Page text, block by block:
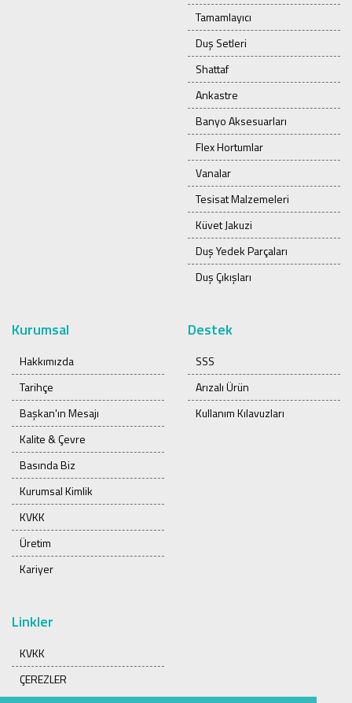
Tamamlayıcı
Duş Setleri
Shattaf
Ankastre
Banyo Aksesuarları
Flex Hortumlar
Vanalar
Tesisat Malzemeleri
Küvet Jakuzi
Duş Yedek Parçaları
Duş Çıkışları
Kurumsal
Hakkımızda
Tarihçe
Başkan'ın Mesajı
Kalite & Çevre
Basında Biz
Kurumsal Kimlik
KVKK
Üretim
Kariyer
Destek
SSS
Arızalı Ürün
Kullanım Kılavuzları
Linkler
KVKK
ÇEREZLER